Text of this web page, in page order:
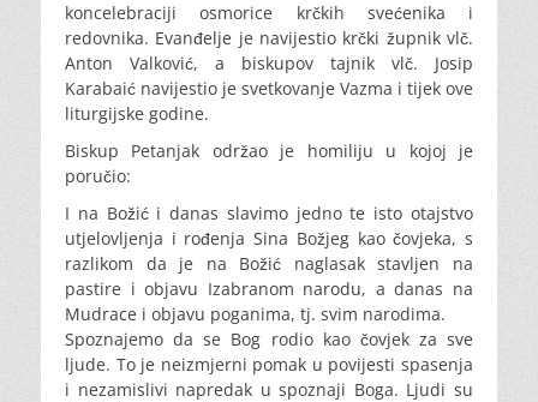
koncelebraciji osmorice krčkih svećenika i
redovnika. Evanđelje je navijestio krčki župnik vlč.
Anton Valković, a biskupov tajnik vlč. Josip
Karabaić navijestio je svetkovanje Vazma i tijek ove
liturgijske godine.
Biskup Petanjak održao je homiliju u kojoj je
poručio:
I na Božić i danas slavimo jedno te isto otajstvo
utjelovljenja i rođenja Sina Božjeg kao čovjeka, s
razlikom da je na Božić naglasak stavljen na
pastire i objavu Izabranom narodu, a danas na
Mudrace i objavu poganima, tj. svim narodima.
Spoznajemo da se Bog rodio kao čovjek za sve
ljude. To je neizmjerni pomak u povijesti spasenja
i nezamislivi napredak u spoznaji Boga. Ljudi su